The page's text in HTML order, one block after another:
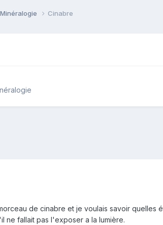
Cinabre
de cinabre et je voulais savoir
ne fallait pas l'exposer a la lumière.